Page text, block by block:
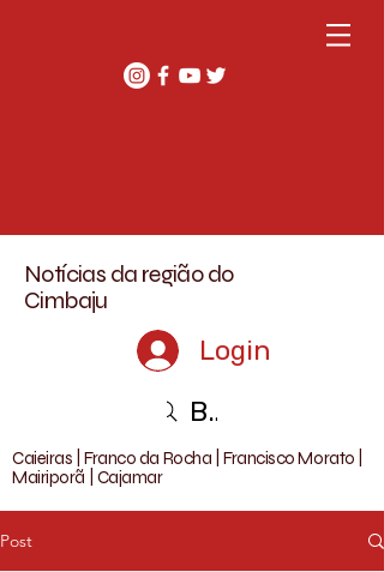
Notícias da região do
Cimbaju
Login
Buscar
Caieiras | Franco da Rocha | Francisco Morato |
Mairiporã | Cajamar
Post